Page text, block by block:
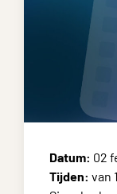
Datum: 02
Tijden: van